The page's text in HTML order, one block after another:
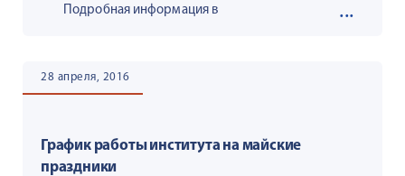
Подробная информация в
График работы института на майские
праздники
28 апреля, 2016